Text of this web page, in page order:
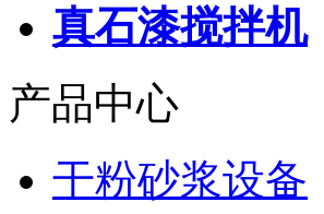
真石漆搅拌机
产品中心
干粉砂浆设备